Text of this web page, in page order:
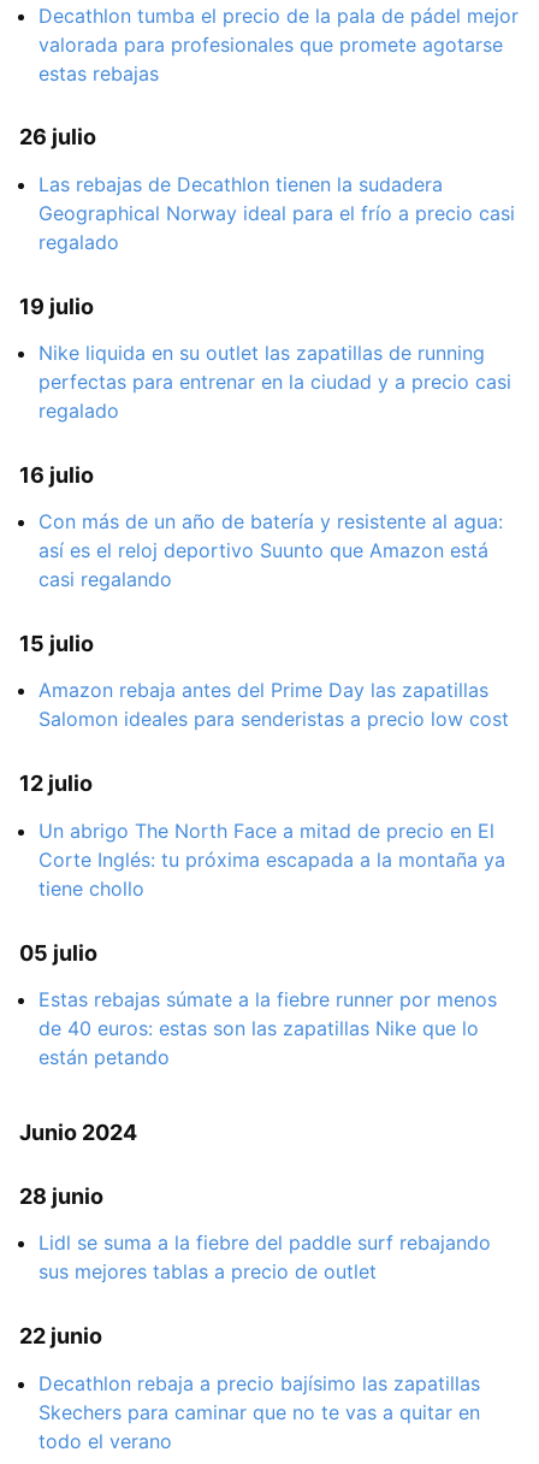
Decathlon tumba el precio de la pala de pádel mejor
valorada para profesionales que promete agotarse
estas rebajas
26 julio
Las rebajas de Decathlon tienen la sudadera
Geographical Norway ideal para el frío a precio casi
regalado
19 julio
Nike liquida en su outlet las zapatillas de running
perfectas para entrenar en la ciudad y a precio casi
regalado
16 julio
Con más de un año de batería y resistente al agua:
así es el reloj deportivo Suunto que Amazon está
casi regalando
15 julio
Amazon rebaja antes del Prime Day las zapatillas
Salomon ideales para senderistas a precio low cost
12 julio
Un abrigo The North Face a mitad de precio en El
Corte Inglés: tu próxima escapada a la montaña ya
tiene chollo
05 julio
Estas rebajas súmate a la fiebre runner por menos
de 40 euros: estas son las zapatillas Nike que lo
están petando
Junio 2024
28 junio
Lidl se suma a la fiebre del paddle surf rebajando
sus mejores tablas a precio de outlet
22 junio
Decathlon rebaja a precio bajísimo las zapatillas
Skechers para caminar que no te vas a quitar en
todo el verano